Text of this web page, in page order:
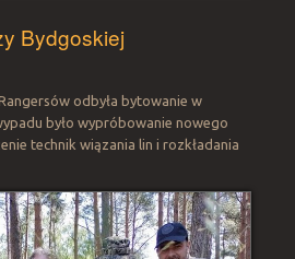
Bydgoskiej
odbyła bytowanie w
było wypróbowanie nowego
technik wiązania lin i rozkładania